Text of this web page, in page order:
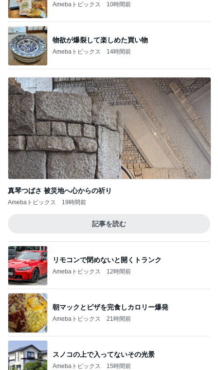
Amebaトピックス 10時間前
物欲が爆裂して楽しめた買い物
Amebaトピックス 14時間前
真琴つばさ 被災地へ心からの祈り
Amebaトピックス 19時間前
記事を読む
リモコンで閉めないと開くトランク
Amebaトピックス 12時間前
朝マックとピザを完食しカロリー爆発
Amebaトピックス 21時間前
スノコの上で入ってないその光景
Amebaトピックス 15時間前